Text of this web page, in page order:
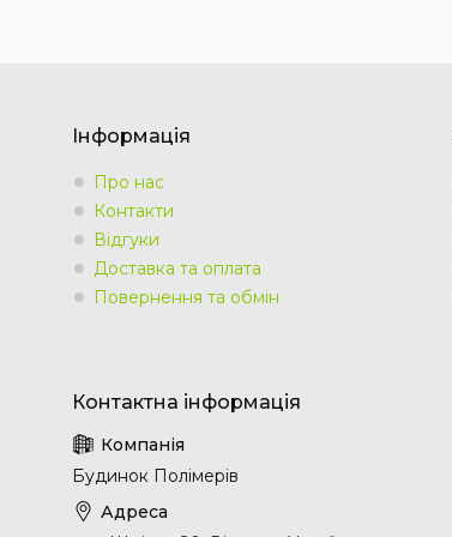
Інформація
Про нас
Контакти
Відгуки
Доставка та оплата
Повернення та обмін
Будинок Полімерів